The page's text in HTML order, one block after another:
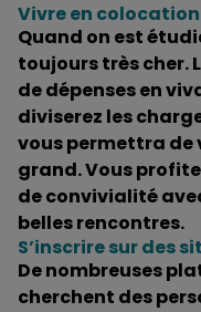
Vivre en colocation
Quand on est
toujours très cher.
de dépenses en
diviserez les
vous permettra de
grand. Vous
de convivialité
belles rencontres.
S’inscrire sur des
De nombreuses
cherchent des